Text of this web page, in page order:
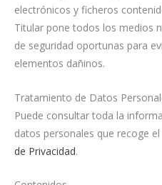
electrónicos y ficheros
Titular pone todos los medios
de seguridad oportunas para
elementos dañinos.
Tratamiento de Datos
Puede consultar toda la
datos personales que recoge
de Privacidad.